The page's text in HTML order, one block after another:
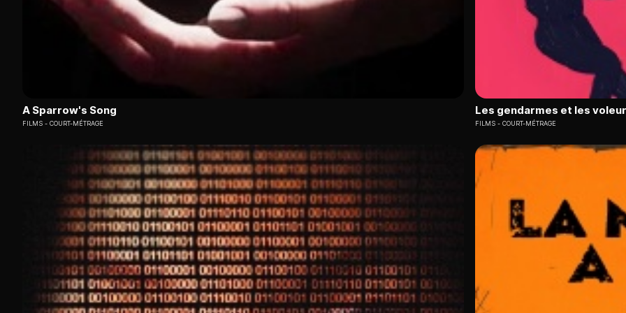
A Sparrow's Song
FILMS COURT-MÉTRAGE
Les gendarmes et les
FILMS COURT-MÉTRAGE